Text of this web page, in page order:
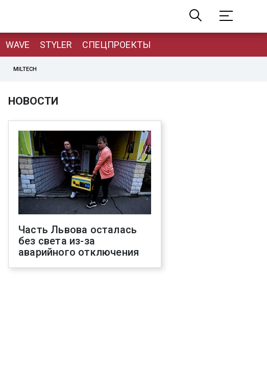
WAVE STYLER СПЕЦПРОЕКТЫ
MILTECH
НОВОСТИ
Часть Львова осталась
без света из-за
аварийного отключения